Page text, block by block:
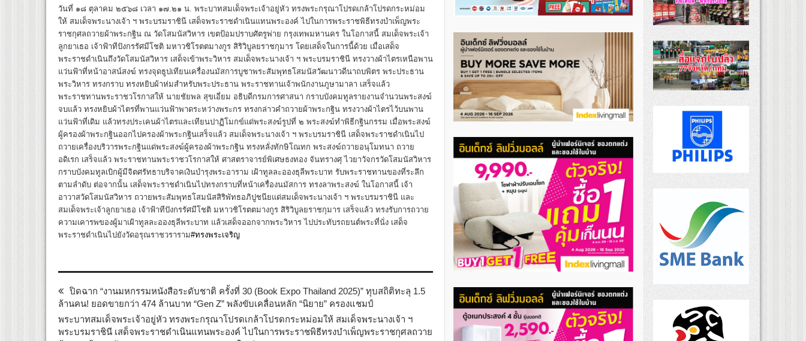
วันที่ ๑๘ ตุลาคม ๒๕๖๘ เวลา ๑๗.๒๑ น. พระบาทสมเด็จพระเจ้าอยู่หัว ทรงพระกรุณาโปรดเกล้าโปรดกระหม่อม
ให้ สมเด็จพระนางเจ้า ฯ พระบรมราชินี เสด็จพระราชดำเนินแทนพระองค์ ไปในการพระราชพิธีทรงบำเพ็ญพระ
ราชกุศลถวายผ้าพระกฐิน ณ วัดโสมนัสวิหาร เขตป้อมปราบศัตรูพ่าย กรุงเทพมหานคร ในโอกาสนี้ สมเด็จพระเจ้า
ลูกยาเธอ เจ้าฟ้าทีปังกรรัศมีโชติ มหาวชิโรตตมางกูร สิริวิบูลยราชกุมาร โดยเสด็จในการนี้ด้วย เมื่อเสด็จ
พระราชดำเนินถึงวัดโสมนัสวิหาร เสด็จเข้าพระวิหาร สมเด็จพระนางเจ้า ฯ พระบรมราชินี ทรงวางผ้าไตรเหนือพาน
แว่นฟ้าที่หน้าอาสน์สงฆ์ ทรงจุดธูปเทียนเครื่องนมัสการบูชาพระสัมพุทธโสมนัสวัฒนาวดีนาถบพิตร พระประธาน
พระวิหาร ทรงกราบ ทรงหยิบผ้าห่มสำหรับพระประธาน พระราชทานเจ้าพนักงานภูษามาลา เสร็จแล้ว
พระราชทานพระราชวโรกาสให้ นายชัยพล สุขเอี่ยม อธิบดีกรมการศาสนา กราบบังคมทูลรายงานจำนวนพระสงฆ์
จบแล้ว ทรงหยิบผ้าไตรที่พานแว่นฟ้าพาดระหว่างพระกร ทรงกล่าวคำถวายผ้าพระกฐิน ทรงวางผ้าไตรไว้บนพาน
แว่นฟ้าที่เดิม แล้วทรงประเคนผ้าไตรและเทียนปาฏิโมกข์แด่พระสงฆ์รูปที่ ๒ พระสงฆ์ทำพิธีกฐินกรรม เมื่อพระสงฆ์
ผู้ครองผ้าพระกฐินออกไปครองผ้าพระกฐินเสร็จแล้ว สมเด็จพระนางเจ้า ฯ พระบรมราชินี เสด็จพระราชดำเนินไป
ถวายเครื่องบริวารพระกฐินแด่พระสงฆ์ผู้ครองผ้าพระกฐิน ทรงหลั่งทักษิโณทก พระสงฆ์ถวายอนุโมทนา ถวาย
อดิเรก เสร็จแล้ว พระราชทานพระราชวโรกาสให้ ศาสตราจารย์พิเศษธงทอง จันทรางศุ ไวยาวัจกรวัดโสมนัสวิหาร
กราบบังคมทูลเบิกผู้มีจิตศรัทธาบริจาคเงินบำรุงพระอาราม เฝ้าทูลละอองธุลีพระบาท รับพระราชทานของที่ระลึก
ตามลำดับ ต่อจากนั้น เสด็จพระราชดำเนินไปทรงกราบที่หน้าเครื่องนมัสการ ทรงลาพระสงฆ์ ในโอกาสนี้ เจ้า
อาวาสวัดโสมนัสวิหาร ถวายพระสัมพุทธโสมนัสสิริพัทธอภิปูชนียแด่สมเด็จพระนางเจ้า ฯ พระบรมราชินี และ
สมเด็จพระเจ้าลูกยาเธอ เจ้าฟ้าทีปังกรรัศมีโชติ มหาวชิโรตตมางกูร สิริวิบูลยราชกุมาร เสร็จแล้ว ทรงรับการถวาย
ความเคารพของผู้มาเฝ้าทูลละอองธุลีพระบาท แล้วเสด็จออกจากพระวิหาร ไปประทับรถยนต์พระที่นั่ง เสด็จ
พระราชดำเนินไปยังวัดอรุณราชวราราม#ทรงพระเจริญ
ปิดฉาก “งานมหกรรมหนังสือระดับชาติ ครั้งที่ 30 (Book Expo Thailand 2025)” ทุบสถิติทะลุ 1.5
ล้านคน! ยอดขายกว่า 474 ล้านบาท “Gen Z” พลังขับเคลื่อนหลัก “นิยาย” ครองแชมป์
พระบาทสมเด็จพระเจ้าอยู่หัว ทรงพระกรุณาโปรดเกล้าโปรดกระหม่อมให้ สมเด็จพระนางเจ้า ฯ
พระบรมราชินี เสด็จพระราชดำเนินแทนพระองค์ ไปในการพระราชพิธีทรงบำเพ็ญพระราชกุศลถวาย